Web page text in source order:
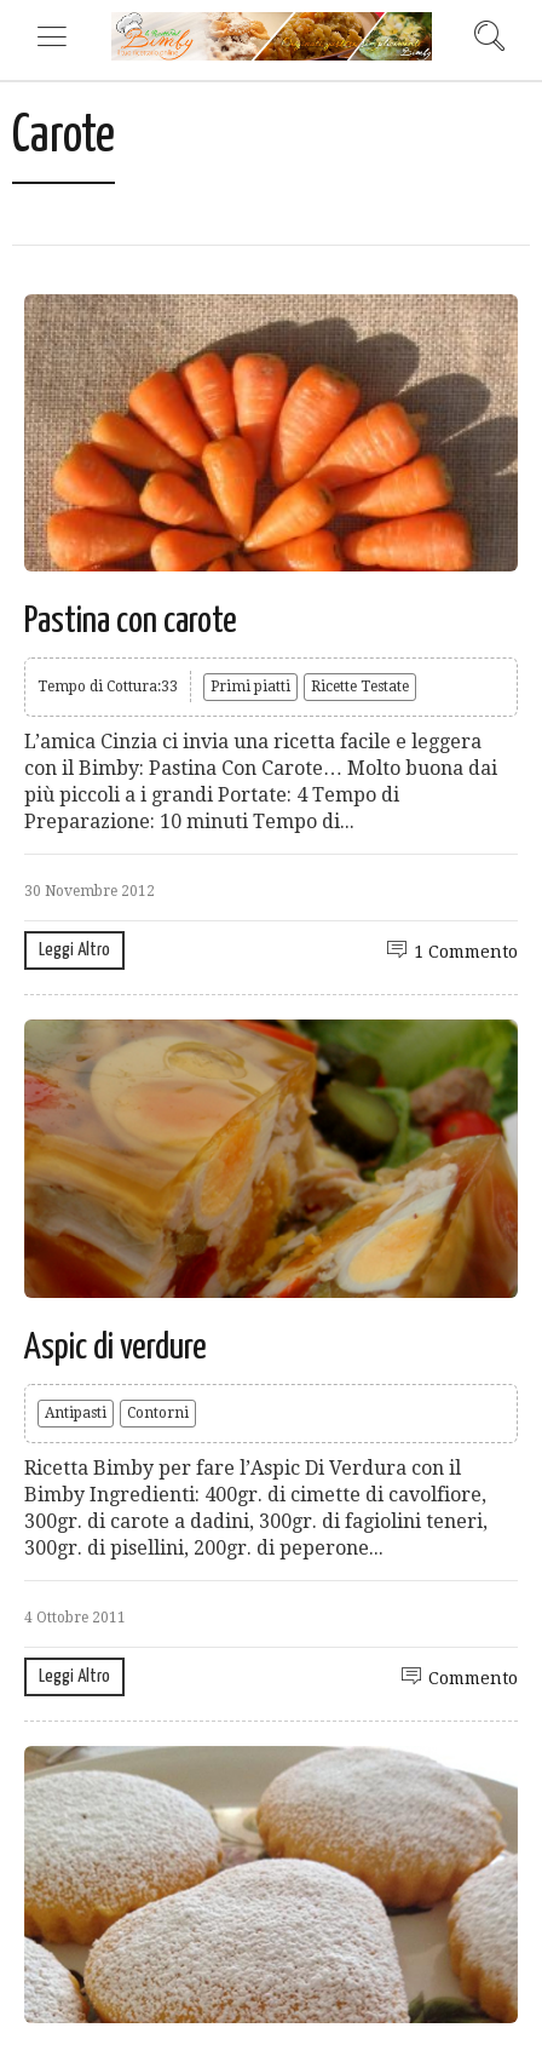
Carote
Pastina con carote
Tempo di Cottura:33 Primi piatti Ricette Testate
L’amica Cinzia ci invia una ricetta facile e leggera
con il Bimby: Pastina Con Carote… Molto buona dai
più piccoli a i grandi Portate: 4 Tempo di
Preparazione: 10 minuti Tempo di...
30 Novembre 2012
Leggi Altro 1 Commento
Aspic di verdure
Antipasti Contorni
Ricetta Bimby per fare l’Aspic Di Verdura con il
Bimby Ingredienti: 400gr. di cimette di cavolfiore,
300gr. di carote a dadini, 300gr. di fagiolini teneri,
300gr. di pisellini, 200gr. di peperone...
4 Ottobre 2011
Leggi Altro Commento